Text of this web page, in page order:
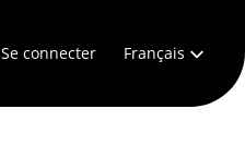
Se connecter Français